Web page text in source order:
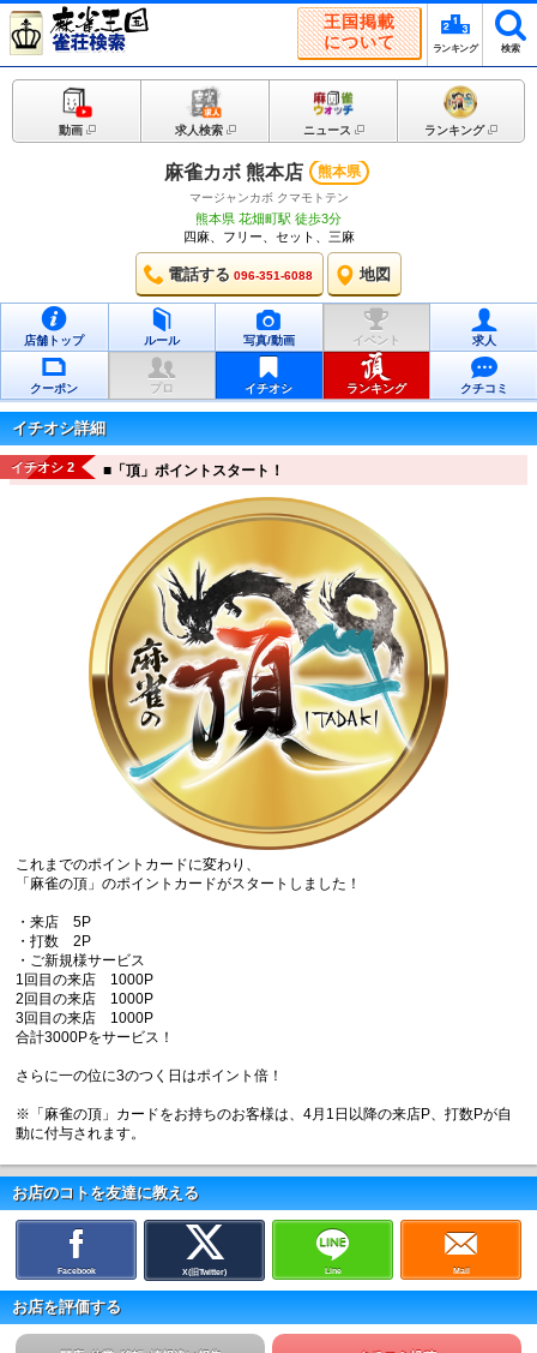
王国掲載
について
ランキング 検索
動画 求人検索 ニュース ランキング
麻雀カボ 熊本店 熊本県
マージャンカボ クマモトテン
熊本県 花畑町駅 徒歩3分
四麻、フリー、セット、三麻
電話する 096-351-6088 地図
店舗トップ ルール 写真/動画 イベント 求人
クーポン プロ イチオシ ランキング クチコミ
イチオシ詳細
イチオシ 2 ■「頂」ポイントスタート！
これまでのポイントカードに変わり、
「麻雀の頂」のポイントカードがスタートしました！
・来店 5P
・打数 2P
・ご新規様サービス
1回目の来店 1000P
2回目の来店 1000P
3回目の来店 1000P
合計3000Pをサービス！
さらに一の位に3のつく日はポイント倍！
※「麻雀の頂」カードをお持ちのお客様は、4月1日以降の来店P、打数Pが自
動に付与されます。
お店のコトを友達に教える
Facebook X(旧Twitter) Line Mail
お店を評価する